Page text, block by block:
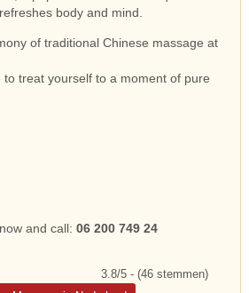
body and mind.
of traditional Chinese massage at
to treat yourself to a moment of pure
and call: 06 200 749 24
3.8/5 - (46 stemmen)